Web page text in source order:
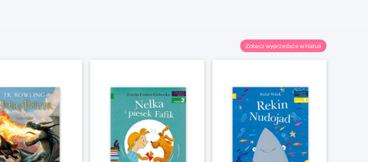
Zobacz wyprzedaże w Natuli